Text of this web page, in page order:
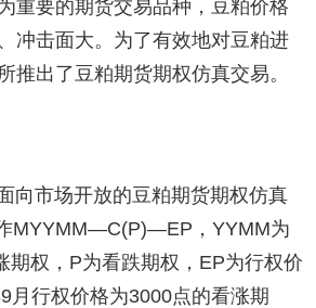
重要的期货交易品种，豆粕价格
冲击面大。为了有效地对豆粕进
推出了豆粕期货期权仿真交易。
向市场开放的豆粕期货期权仿真
MYYMM—C(P)—EP，YYMM为
期权，P为看跌期权，EP为行权价
月行权价格为3000点的看涨期